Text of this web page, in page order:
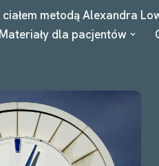
metodą Alexandra
Materiały dla pacjentów